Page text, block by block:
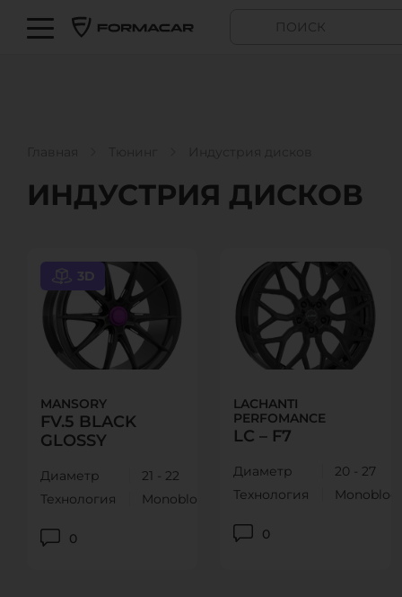
ИНДУСТРИЯ ДИСКОВ
3D
MANSORY
FV.5 BLACK
GLOSSY
Диаметр
21 - 22
Технология
Monoblock
0
LACHANTI
PERFOMANCE
LC – F7
Диаметр
20 - 27
Технология
0